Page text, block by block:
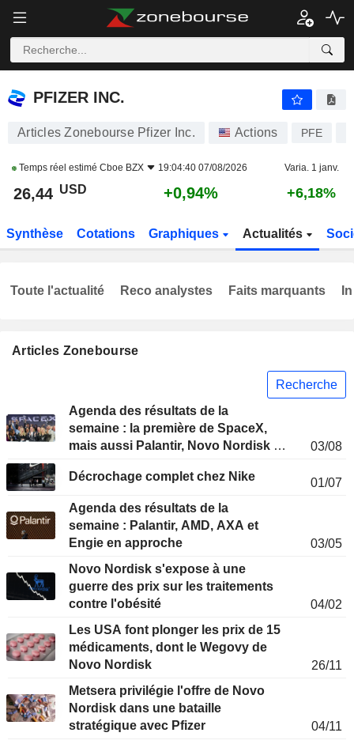
PFIZER INC.
PFIZER INC.
Articles Zonebourse Pfizer Inc. Actions PFE
Temps réel estimé Cboe BZX 19:04:40 07/08/2026 Varia. 1 janv.
26,44 USD +0,94% +6,18%
Synthèse Cotations Graphiques Actualités
Articles Zonebourse
Recherche
Agenda des résultats de la
semaine : la première de SpaceX,
mais aussi Palantir, Novo Nordisk et
03/08
Décrochage complet chez Nike
01/07
Agenda des résultats de la
semaine : Palantir, AMD, AXA et
Engie en approche
03/05
Novo Nordisk s'expose à une
guerre des prix sur les traitements
contre l'obésité
04/02
Les USA font plonger les prix de 15
médicaments, dont le Wegovy de
Novo Nordisk
26/11
Metsera privilégie l'offre de Novo
Nordisk dans une bataille
stratégique avec Pfizer
04/11
Toute l'actualité Reco analystes Faits marquants